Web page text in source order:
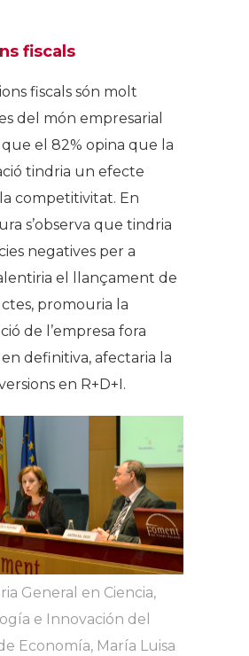
fiscals
fiscals són molt
del món empresarial
el 82% opina que la
tindria un efecte
competitivitat. En
s’observa que tindria
negatives per a
alentiria el llançament de
promouria la
de l’empresa fora
en definitiva, afectaria la
en R+D+I.
General en Ciencia,
e Innovación del
Economía, María Luisa